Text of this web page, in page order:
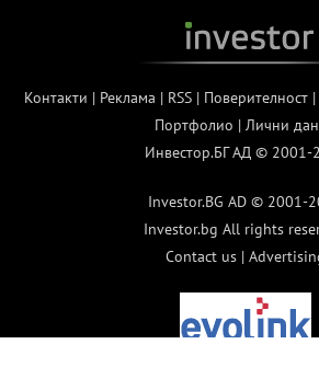
Контакти | Реклама | RSS| Поверителност|
Портфолио | Лични
Инвестор.БГ АД © 2001-
Investor.BG AD © 2001-
Investor.bg All rights
Contact us |